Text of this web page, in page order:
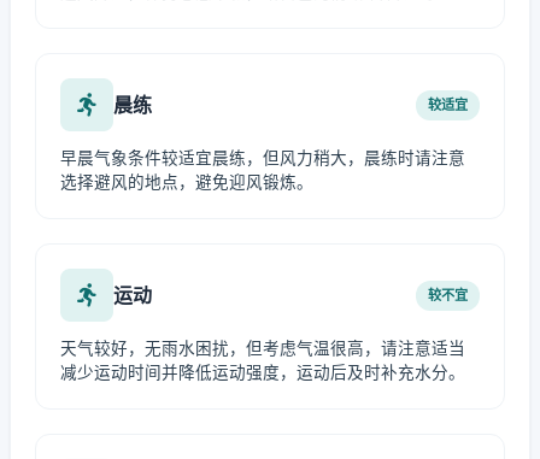
晨练 较适宜
早晨气象条件较适宜晨练，但风力稍大，晨练时请注意
选择避风的地点，避免迎风锻炼。
运动 较不宜
天气较好，无雨水困扰，但考虑气温很高，请注意适当
减少运动时间并降低运动强度，运动后及时补充水分。